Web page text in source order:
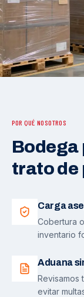
POR QUÉ NOSOTROS
Bodega
trato de
Carga
Cobertura
inventario
Aduana
Revisamos
evitar